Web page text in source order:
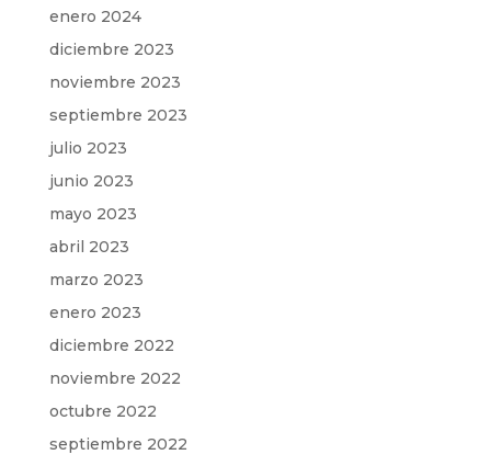
enero 2024
diciembre 2023
noviembre 2023
septiembre 2023
julio 2023
junio 2023
mayo 2023
abril 2023
marzo 2023
enero 2023
diciembre 2022
noviembre 2022
octubre 2022
septiembre 2022